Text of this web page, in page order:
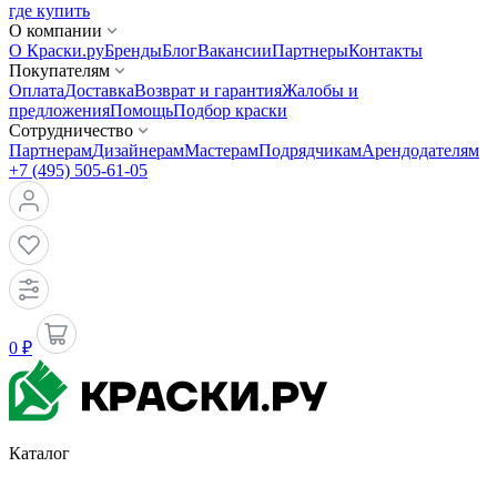
где купить
О компании
О Краски.руБрендыБлогВакансииПартнерыКонтакты
Покупателям
ОплатаДоставкаВозврат и гарантияЖалобы и
предложенияПомощьПодбор краски
Сотрудничество
ПартнерамДизайнерамМастерамПодрядчикамАрендодателям
+7 (495) 505-61-05
0 ₽
Каталог